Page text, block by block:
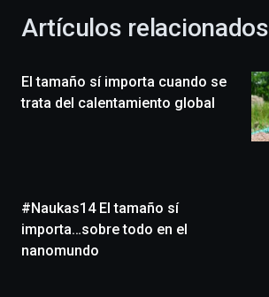
celebración
novena
edición
un
festival
Artículos relacionados
El tamaño sí importa cuando se
trata del calentamiento global
#Naukas14 El tamaño sí
importa…sobre todo en el
nanomundo